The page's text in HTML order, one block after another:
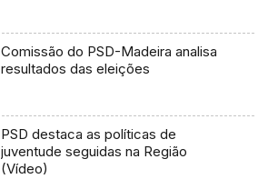
Comissão do PSD-Madeira analisa
resultados das eleições
PSD destaca as políticas de
juventude seguidas na Região
(Vídeo)